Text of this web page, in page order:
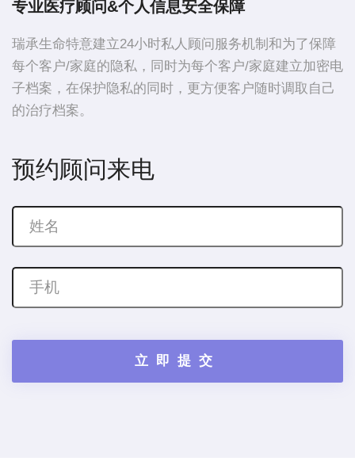
专业医疗顾问&个人信息安全保障
瑞承生命特意建立24小时私人顾问服务机制和为了保障
每个客户/家庭的隐私，同时为每个客户/家庭建立加密电
子档案，在保护隐私的同时，更方便客户随时调取自己
的治疗档案。
预约顾问来电